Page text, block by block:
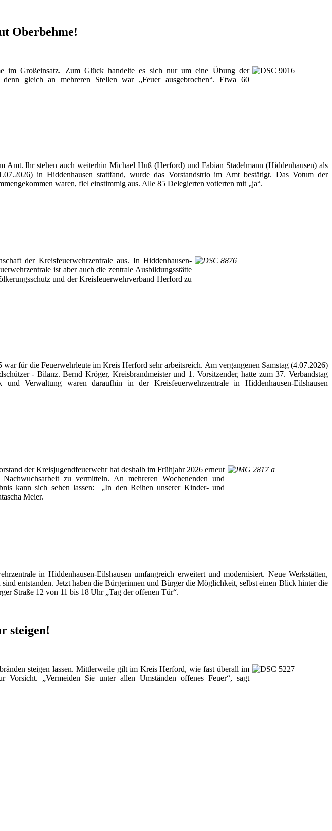
Oberbehme!
im Großeinsatz. Zum Glück handelte es sich nur um eine Übung der
gleich an mehreren Stellen war „Feuer ausgebrochen“. Etwa 60
Ihr stehen auch weiterhin Michael Huß (Herford) und Fabian Stadelmann (Hiddenhausen) als
in Hiddenhausen stattfand, wurde das Vorstandstrio im Amt bestätigt. Das Votum der
waren, fiel einstimmig aus. Alle 85 Delegierten votierten mit „ja“.
der Kreisfeuerwehrzentrale aus. In Hiddenhausen-
ist aber auch die zentrale Ausbildungsstätte
und der Kreisfeuerwehrverband Herford zu
für die Feuerwehrleute im Kreis Herford sehr arbeitsreich. Am vergangenen Samstag (4.07.2026)
- Bilanz. Bernd Kröger, Kreisbrandmeister und 1. Vorsitzender, hatte zum 37. Verbandstag
Verwaltung waren daraufhin in der Kreisfeuerwehrzentrale in Hiddenhausen-Eilshausen
der Kreisjugendfeuerwehr hat deshalb im Frühjahr 2026 erneut
zu vermitteln. An mehreren Wochenenden und
kann sich sehen lassen: „In den Reihen unserer Kinder- und
Meier.
in Hiddenhausen-Eilshausen umfangreich erweitert und modernisiert. Neue Werkstätten,
entstanden. Jetzt haben die Bürgerinnen und Bürger die Möglichkeit, selbst einen Blick hinter die
Straße 12 von 11 bis 18 Uhr „Tag der offenen Tür“.
steigen!
steigen lassen. Mittlerweile gilt im Kreis Herford, wie fast überall im
Vorsicht. „Vermeiden Sie unter allen Umständen offenes Feuer“, sagt